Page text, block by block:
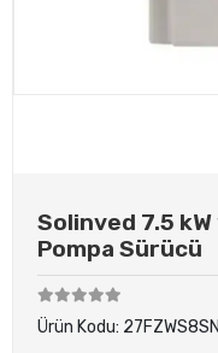
Solinved 7.5
Pompa Sürücü
Ürün Kodu: